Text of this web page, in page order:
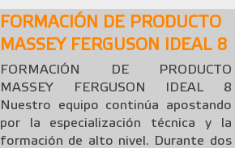
FORMACIÓN DE PRODUCTO
MASSEY FERGUSON IDEAL 8
FORMACIÓN DE PRODUCTO
MASSEY FERGUSON IDEAL 8
Nuestro equipo continúa apostando
por la especialización técnica y la
formación de alto nivel. Durante dos